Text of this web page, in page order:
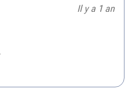
Il y a 1 an